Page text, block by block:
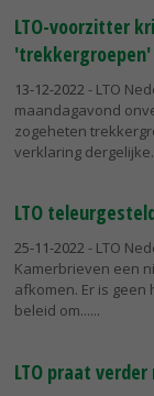
LTO-voorzitter
'trekkergroepen'
13-12-2022 - LTO
maandagavond
zogeheten
verklaring
LTO
25-11-2022 - LTO
Kamerbrieven een
afkomen. Er is
beleid om...
LTO praat